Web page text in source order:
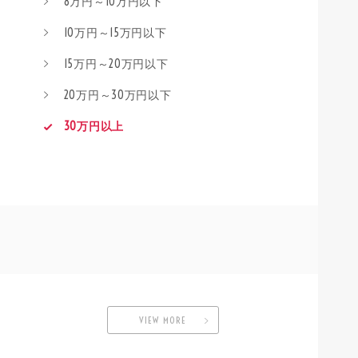
10万円～15万円以下
15万円～20万円以下
20万円～30万円以下
30万円以上
VIEW MORE